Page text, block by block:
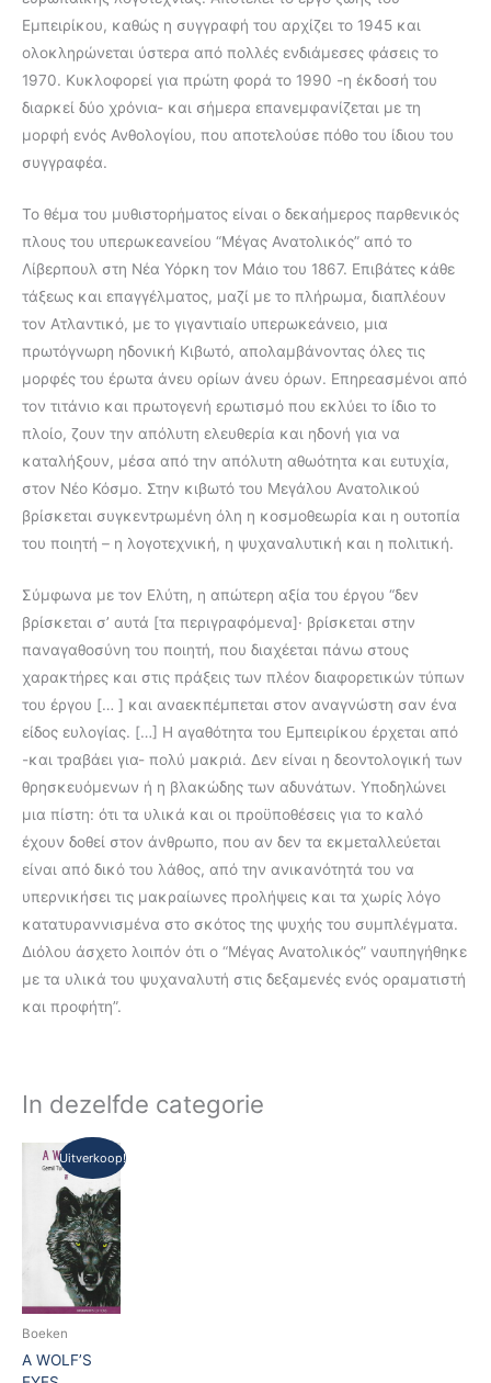
Εμπειρίκου, καθώς η συγγραφή του αρχίζει το 1945 και
ολοκληρώνεται ύστερα από πολλές ενδιάμεσες φάσεις το
1970. Κυκλοφορεί για πρώτη φορά το 1990 -η έκδοσή του
διαρκεί δύο χρόνια- και σήμερα επανεμφανίζεται με τη
μορφή ενός Ανθολογίου, που αποτελούσε πόθο του ίδιου του
συγγραφέα.
Το θέμα του μυθιστορήματος είναι ο δεκαήμερος παρθενικός
πλους του υπερωκεανείου “Μέγας Ανατολικός” από το
Λίβερπουλ στη Νέα Υόρκη τον Μάιο του 1867. Επιβάτες κάθε
τάξεως και επαγγέλματος, μαζί με το πλήρωμα, διαπλέουν
τον Ατλαντικό, με το γιγαντιαίο υπερωκεάνειο, μια
πρωτόγνωρη ηδονική Κιβωτό, απολαμβάνοντας όλες τις
μορφές του έρωτα άνευ ορίων άνευ όρων. Επηρεασμένοι από
τον τιτάνιο και πρωτογενή ερωτισμό που εκλύει το ίδιο το
πλοίο, ζουν την απόλυτη ελευθερία και ηδονή για να
καταλήξουν, μέσα από την απόλυτη αθωότητα και ευτυχία,
στον Νέο Κόσμο. Στην κιβωτό του Μεγάλου Ανατολικού
βρίσκεται συγκεντρωμένη όλη η κοσμοθεωρία και η ουτοπία
του ποιητή – η λογοτεχνική, η ψυχαναλυτική και η πολιτική.
Σύμφωνα με τον Ελύτη, η απώτερη αξία του έργου “δεν
βρίσκεται σ’ αυτά [τα περιγραφόμενα]· βρίσκεται στην
παναγαθοσύνη του ποιητή, που διαχέεται πάνω στους
χαρακτήρες και στις πράξεις των πλέον διαφορετικών τύπων
του έργου [… ] και αναεκπέμπεται στον αναγνώστη σαν ένα
είδος ευλογίας. […] Η αγαθότητα του Εμπειρίκου έρχεται από
-και τραβάει για- πολύ μακριά. Δεν είναι η δεοντολογική των
θρησκευόμενων ή η βλακώδης των αδυνάτων. Υποδηλώνει
μια πίστη: ότι τα υλικά και οι προϋποθέσεις για το καλό
έχουν δοθεί στον άνθρωπο, που αν δεν τα εκμεταλλεύεται
είναι από δικό του λάθος, από την ανικανότητά του να
υπερνικήσει τις μακραίωνες προλήψεις και τα χωρίς λόγο
κατατυραννισμένα στο σκότος της ψυχής του συμπλέγματα.
Διόλου άσχετο λοιπόν ότι ο “Μέγας Ανατολικός” ναυπηγήθηκε
με τα υλικά του ψυχαναλυτή στις δεξαμενές ενός οραματιστή
και προφήτη”.
In dezelfde categorie
Uitverkoop!
Boeken
A WOLF’S
Oorspronkelijke
prijs
was:
€17,50.
Huidige
prijs
is:
€8,00.